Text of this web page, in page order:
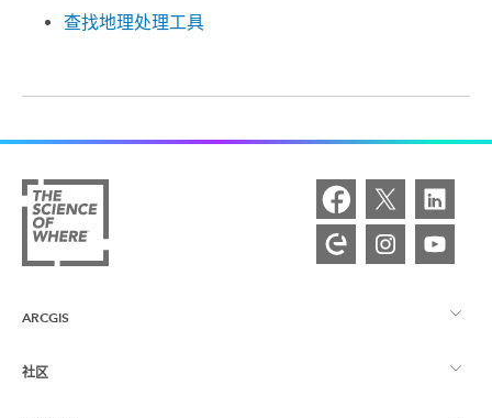
查找地理处理工具
ARCGIS
ArcGIS 概览
社区